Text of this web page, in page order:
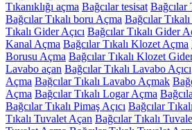
Tıkanıklığı açma Bağcılar tesisat Bağcılar
Bağcılar Tıkalı boru Açma Bağcılar
Tıkalı Gider Açıcı Bağcılar Tıkalı Gider
Kanal Açma Bağcılar Tıkalı Klozet Açma
Borusu Açma Bağcılar Tıkalı Klozet
Lavabo açan Bağcılar Tıkalı Lavabo Açıcı
Açma Bağcılar Tıkalı Lavabo Açmak
Açma Bağcılar Tıkalı Logar Açma
Bağcılar Tıkalı Pimaş Açıcı Bağcılar
Tıkalı Tuvalet Açan Bağcılar Tıkalı